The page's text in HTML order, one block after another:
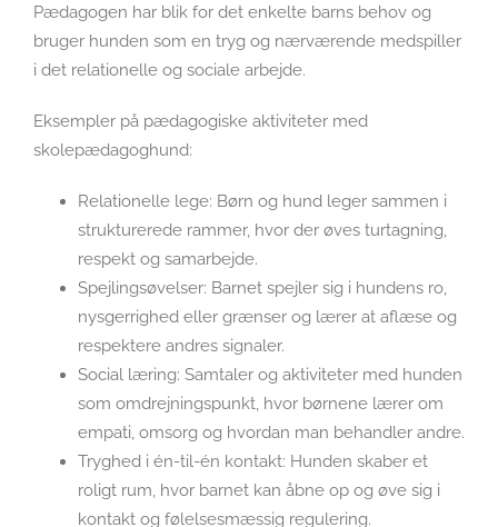
Pædagogen har blik for det enkelte barns behov og
bruger hunden som en tryg og nærværende medspiller
i det relationelle og sociale arbejde.
Eksempler på pædagogiske aktiviteter med
skolepædagoghund:
Relationelle lege: Børn og hund leger sammen i
strukturerede rammer, hvor der øves turtagning,
respekt og samarbejde.
Spejlingsøvelser: Barnet spejler sig i hundens ro,
nysgerrighed eller grænser og lærer at aflæse og
respektere andres signaler.
Social læring: Samtaler og aktiviteter med hunden
som omdrejningspunkt, hvor børnene lærer om
empati, omsorg og hvordan man behandler andre.
Tryghed i én-til-én kontakt: Hunden skaber et
roligt rum, hvor barnet kan åbne op og øve sig i
kontakt og følelsesmæssig regulering.